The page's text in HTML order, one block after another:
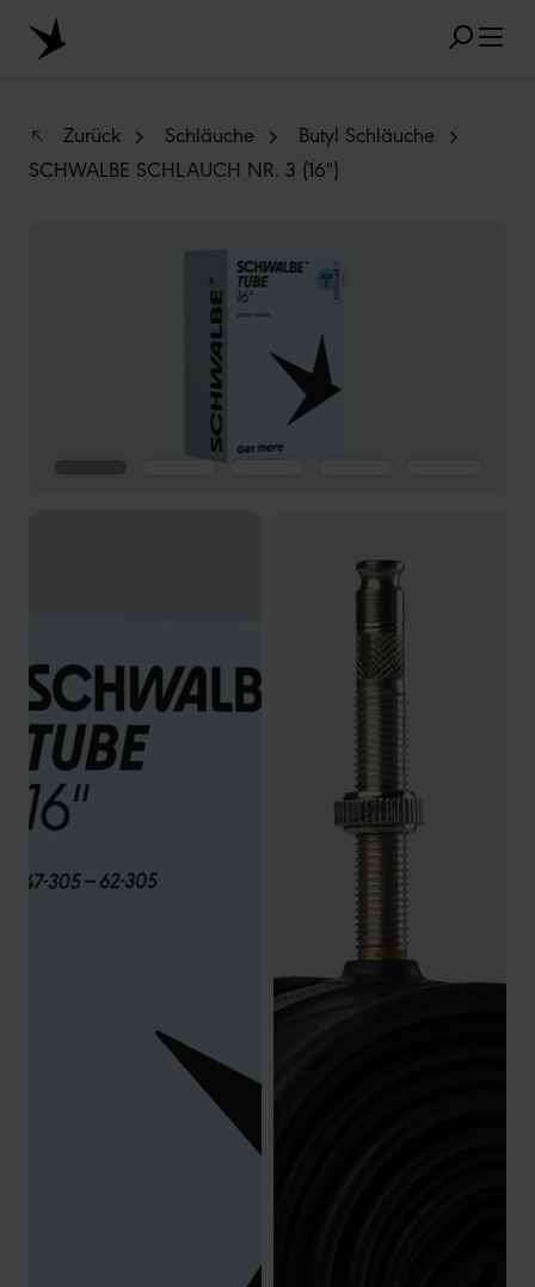
Zum Hauptinhalt springen
TUBELESS
RECYCLING
GRÖSSENBEZEICHNUNG
ALBERT
Zurück Schläuche
Butyl Schläuche
SCHWALBE SCHLAUCH NR. 3 (16")